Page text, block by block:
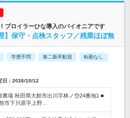
ブロイラーひな導入のパイオニアです
】保守・点検スタッフ／残業ほぼ無
学歴不問 第二新卒歓迎 転勤なし
日：2026/10/12
農場 秋田県大館市出川字林ノ岱24番地1 ■
市下川原字上野…